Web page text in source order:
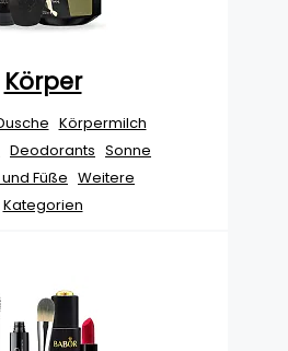
Körper
Körpermilch
Deodorants Sonne
Füße Weitere
Kategorien